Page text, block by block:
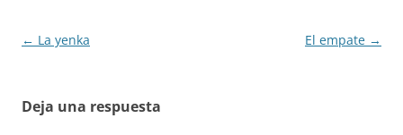
Navegación
← La yenka El empate →
Deja una respuesta